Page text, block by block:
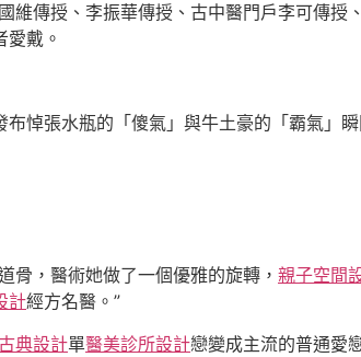
傳授、李振華傳授、古中醫門戶李可傳授
戴。
悼張水瓶的「傻氣」與牛土豪的「霸氣」
骨，醫術她做了一個優雅的旋轉， 親子空間
計經方名醫。”
典設計單醫美診所設計戀變成主流的普通愛